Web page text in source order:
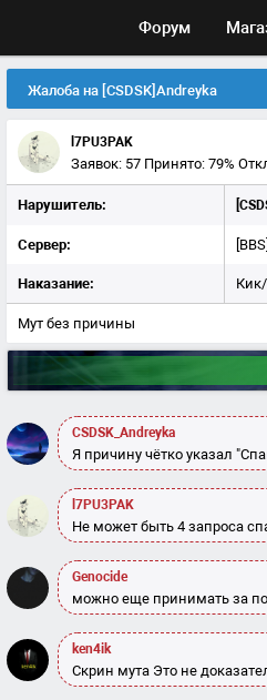
Форум
Жалоба на [CSDSK]Andreyka
l7PU3PAK
Заявок: 57 Принято: 79%
Нарушитель:
Сервер:
Наказание:
Мут без причины
CSDSK_Andreyka
Я причину чётко указал
l7PU3PAK
Не может быть 4 запроса
Genocide
можно еще принимать за
ken4ik
Скрин мута Это не